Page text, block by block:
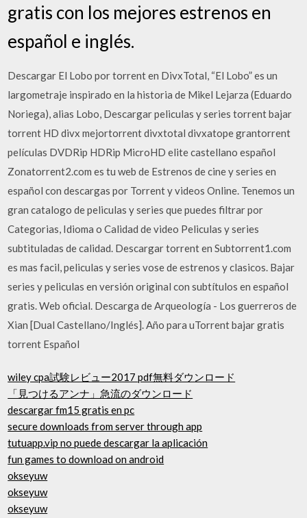
gratis con los mejores estrenos en
español e inglés.
Descargar El Lobo por torrent en DivxTotal, “El Lobo” es un
largometraje inspirado en la historia de Mikel Lejarza (Eduardo
Noriega), alias Lobo, Descargar peliculas y series torrent bajar
torrent HD divx mejortorrent divxtotal divxatope grantorrent
películas DVDRip HDRip MicroHD elite castellano español
Zonatorrent2.com es tu web de Estrenos de cine y series en
español con descargas por Torrent y videos Online. Tenemos un
gran catalogo de peliculas y series que puedes filtrar por
Categorias, Idioma o Calidad de video Peliculas y series
subtituladas de calidad. Descargar torrent en Subtorrent1.com
es mas facil, peliculas y series vose de estrenos y clasicos. Bajar
series y peliculas en versión original con subtítulos en español
gratis. Web oficial. Descarga de Arqueología - Los guerreros de
Xian [Dual Castellano/Inglés]. Año para uTorrent bajar gratis
torrent Español
wiley cpa試験レビュー2017 pdf無料ダウンロード
「見つけるアンナ」急流のダウンロード
descargar fm15 gratis en pc
secure downloads from server through app
tutuapp.vip no puede descargar la aplicación
fun games to download on android
okseyuw
okseyuw
okseyuw